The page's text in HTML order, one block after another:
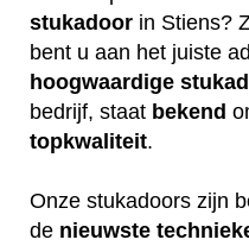
stukadoor in Stiens?
bent u aan het juiste
hoogwaardige
bedrijf, staat bekend
topkwaliteit.
Onze stukadoors zijn
de nieuwste